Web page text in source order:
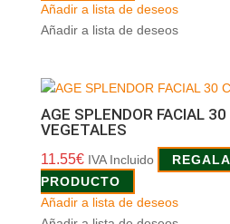
Añadir a lista de deseos
Añadir a lista de deseos
AGE SPLENDOR FACIAL
VEGETALES
11.55€ IVA Incluido
PRODUCTO
Añadir a lista de deseos